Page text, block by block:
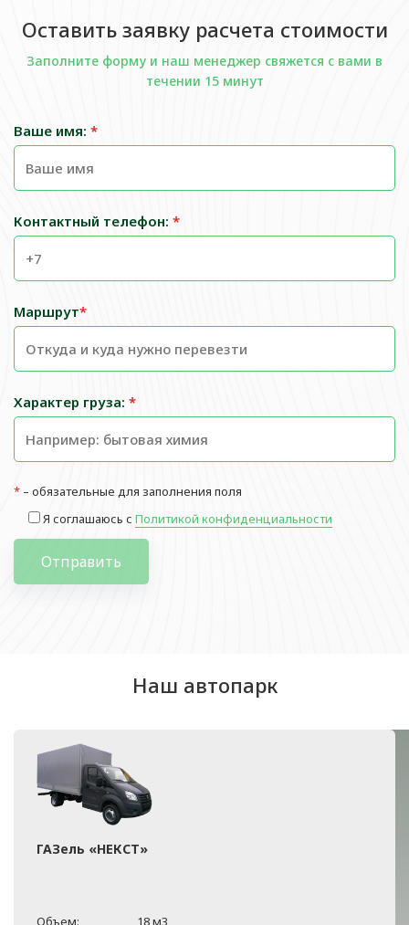
Оставить заявку расчета стоимости
Заполните форму и наш менеджер свяжется с вами в
течении 15 минут
Ваше имя: *
Контактный телефон: *
Маршрут*
Характер груза: *
* – обязательные для заполнения поля
Я соглашаюсь с Политикой конфиденциальности
Отправить
Наш автопарк
ГАЗель «НЕКСТ»
Объем:
18 м3